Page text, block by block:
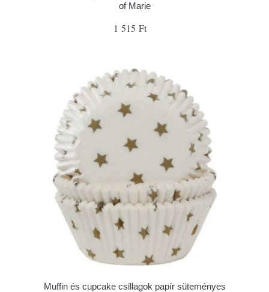
of Marie
1 515 Ft
Muffin és cupcake csillagok papír süteményes